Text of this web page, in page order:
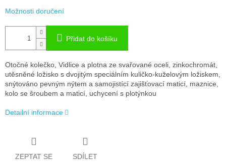
Možnosti doručení
Přidat do košíku
Otočné kolečko, Vidlice a plotna ze svařované oceli, zinkochromát,
utěsněné ložisko s dvojitým speciálním kuličko-kuželovým ložiskem,
snýtováno pevným nýtem a samojistící zajišťovací maticí, maznice,
kolo se šroubem a maticí, uchycení s plotýnkou
Detailní informace
ZEPTAT SE SDÍLET